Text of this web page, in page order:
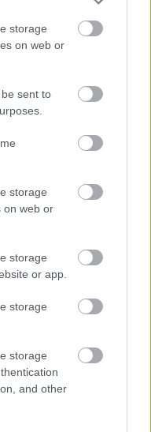
storage
on web or
sent to
storage
on web or
storage
or app.
storage
storage
and other
kaphat válaszként.
pszichológushoz
olyan is van, aki erre